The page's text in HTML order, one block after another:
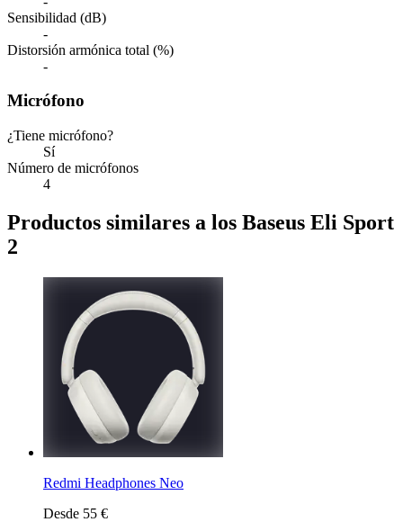
Sensibilidad (dB)
-
Distorsión armónica total (%)
-
Micrófono
¿Tiene micrófono?
Sí
Número de micrófonos
4
Productos similares a los Baseus Eli Sport
2
Redmi Headphones Neo
Desde 55 €